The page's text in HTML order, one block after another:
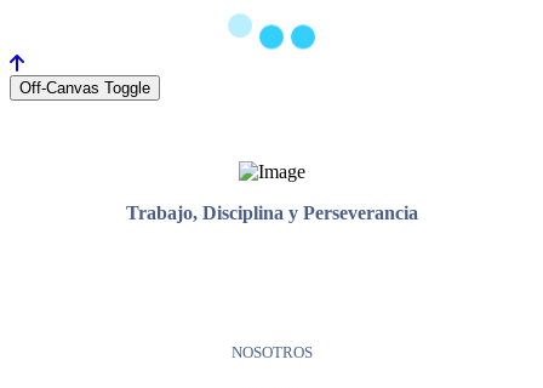
Off-Canvas Toggle
Trabajo, Disciplina y Perseverancia
NOSOTROS